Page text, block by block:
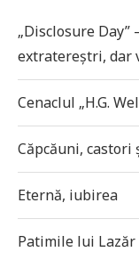
„Disclosure
extratereștri, dar
Cenaclul „H.G.
Căpcăuni,
Eternă, iubirea
Patimile lui Lazăr